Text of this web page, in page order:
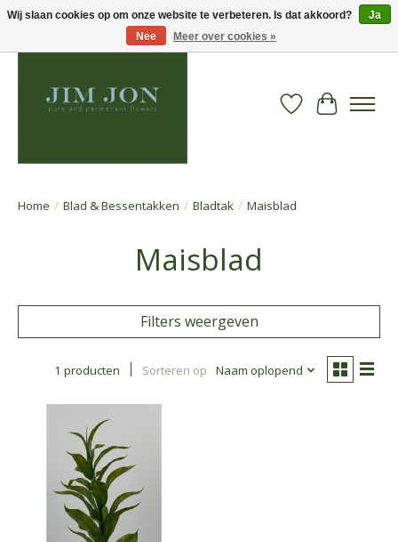
Verlanglijst
Home / Blad & Bessentakken / Bladtak / Maisblad
Maisblad
Filters weergeven
1 producten Sorteren op Naam oplopend
Wij slaan cookies op om onze website te verbeteren. Is dat akkoord?
Ja
Nee
Meer over cookies »